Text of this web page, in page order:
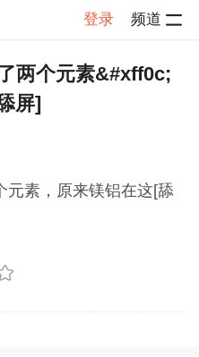
登录 频道
帖子详情
两个元素&#xff0c;
屏]
元素，原来镁铝在这[舔